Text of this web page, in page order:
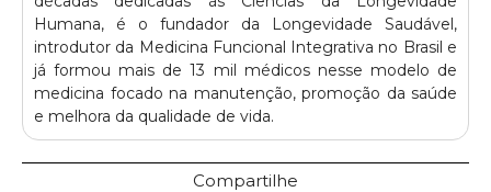
Humana, é o fundador da Longevidade Saudável,
introdutor da Medicina Funcional Integrativa no Brasil e
já formou mais de 13 mil médicos nesse modelo de
medicina focado na manutenção, promoção da saúde
e melhora da qualidade de vida.
Compartilhe